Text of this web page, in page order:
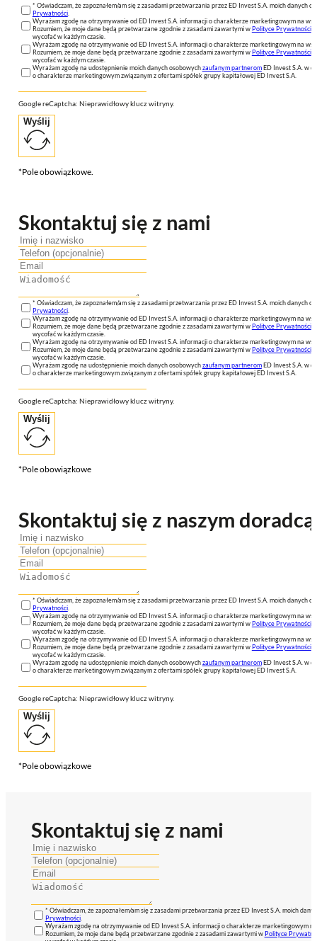
* Oświadczam, że zapoznałem/am się z zasadami przetwarzania przez ED Invest S.A. moich danych
Prywatności.
Wyrażam zgodę na otrzymywanie od ED Invest S.A. informacji o charakterze marketingowym na
Rozumiem, że moje dane będą przetwarzane zgodnie z zasadami zawartymi w Polityce Prywatności
wycofać w każdym czasie.
Wyrażam zgodę na otrzymywanie od ED Invest S.A. informacji o charakterze marketingowym na
Rozumiem, że moje dane będą przetwarzane zgodnie z zasadami zawartymi w Polityce Prywatności
wycofać w każdym czasie.
Wyrażam zgodę na udostępnienie moich danych osobowychzaufanym partneromED Invest S.A. w
o charakterze marketingowym związanym z ofertami spółek grupy kapitałowej ED Invest S.A.
Google reCaptcha: Nieprawidłowy klucz witryny.
Wyślij
*Pole obowiązkowe.
Skontaktuj się z nami
* Oświadczam, że zapoznałem/am się z zasadami przetwarzania przez ED Invest S.A. moich danych
Prywatności.
Wyrażam zgodę na otrzymywanie od ED Invest S.A. informacji o charakterze marketingowym na
Rozumiem, że moje dane będą przetwarzane zgodnie z zasadami zawartymi w Polityce Prywatności
wycofać w każdym czasie.
Wyrażam zgodę na otrzymywanie od ED Invest S.A. informacji o charakterze marketingowym na
Rozumiem, że moje dane będą przetwarzane zgodnie z zasadami zawartymi w Polityce Prywatności
wycofać w każdym czasie.
Wyrażam zgodę na udostępnienie moich danych osobowychzaufanym partneromED Invest S.A. w
o charakterze marketingowym związanym z ofertami spółek grupy kapitałowej ED Invest S.A.
Google reCaptcha: Nieprawidłowy klucz witryny.
Wyślij
*Pole obowiązkowe
Skontaktuj się z naszym doradcą
* Oświadczam, że zapoznałem/am się z zasadami przetwarzania przez ED Invest S.A. moich danych
Prywatności.
Wyrażam zgodę na otrzymywanie od ED Invest S.A. informacji o charakterze marketingowym na
Rozumiem, że moje dane będą przetwarzane zgodnie z zasadami zawartymi wPolityce Prywatności
wycofać w każdym czasie.
Wyrażam zgodę na otrzymywanie od ED Invest S.A. informacji o charakterze marketingowym na
Rozumiem, że moje dane będą przetwarzane zgodnie z zasadami zawartymi wPolityce Prywatności
wycofać w każdym czasie.
Wyrażam zgodę na udostępnienie moich danych osobowychzaufanym partneromED Invest S.A. w
o charakterze marketingowym związanym z ofertami spółek grupy kapitałowej ED Invest S.A.
Google reCaptcha: Nieprawidłowy klucz witryny.
Wyślij
*Pole obowiązkowe
Skontaktuj się z nami
* Oświadczam, że zapoznałem/am się z zasadami przetwarzania przez ED Invest S.A. moich
Prywatności.
Wyrażam zgodę na otrzymywanie od ED Invest S.A. informacji o charakterze marketingowym
Rozumiem, że moje dane będą przetwarzane zgodnie z zasadami zawartymi wPolityce